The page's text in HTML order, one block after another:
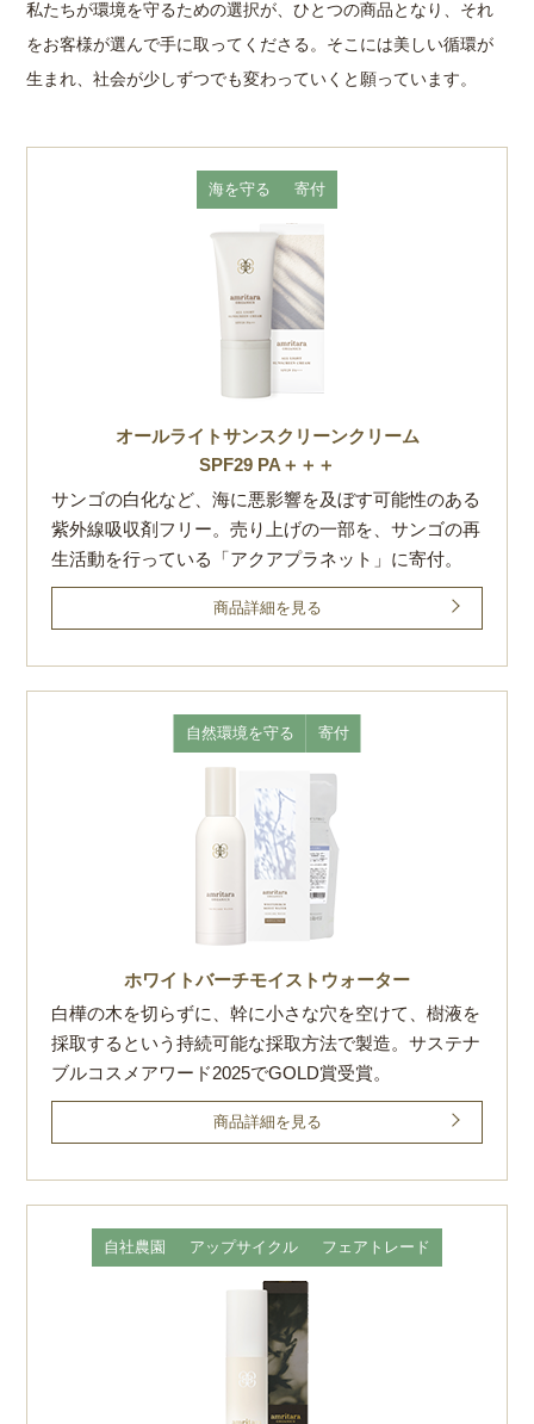
私たちが環境を守るための選択が、ひとつの商品となり、それ
をお客様が選んで手に取ってくださる。 そこには美しい循環が
生まれ、社会が少しずつでも変わっていくと願っています。
海を守る 寄付
オールライトサンスクリーンクリーム
SPF29 PA＋＋＋
サンゴの白化など、海に悪影響を及ぼす可能性のある
紫外線吸収剤フリー。売り上げの一部を、サンゴの再
生活動を行っている「アクアプラネット」に寄付。
商品詳細を見る
自然環境を守る 寄付
ホワイトバーチモイストウォーター
白樺の木を切らずに、幹に小さな穴を空けて、樹液を
採取するという持続可能な採取方法で製造。サステナ
ブルコスメアワード2025でGOLD賞受賞。
商品詳細を見る
自社農園 アップサイクル フェアトレード